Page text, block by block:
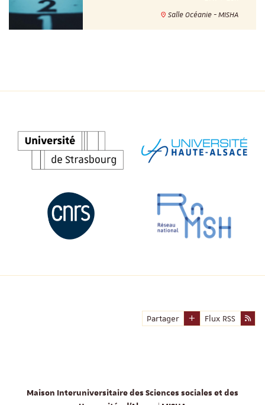
Salle Océanie - MISHA
Partager Flux RSS
Maison Interuniversitaire des Sciences sociales et des